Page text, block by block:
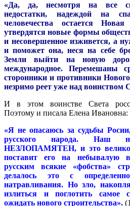
«Да, да, несмотря на все
недостатки, надеждой на
человечества остается
утвердятся новые формы
и несовершенное изживется, а
и поможет она, неся на себе
Земли выйти на новую
международное. Перемешаны
сторонники и противники
незримо реет уже над воинством
И в этом воинстве Света
Поэтому и писала Елена Ивановна:
«Я не опасаюсь за судьбы
русского народа. Наш
НЕЗЛОПАМЯТЕН, и это
поставит его на небывалую
русским всякие «фобства»
делалось это с
натравливания. Но зло,
излиться и поглотить самое
ожидать нового строительства».